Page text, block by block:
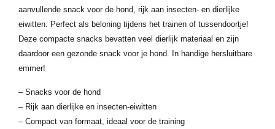
aanvullende snack voor de hond, rijk aan insecten- en dierlijke
eiwitten. Perfect als beloning tijdens het trainen of tussendoortje!
Deze compacte snacks bevatten veel dierlijk materiaal en zijn
daardoor een gezonde snack voor je hond. In handige hersluitbare
emmer!
– Snacks voor de hond
– Rijk aan dierlijke en insecten-eiwitten
– Compact van formaat, ideaal voor de training